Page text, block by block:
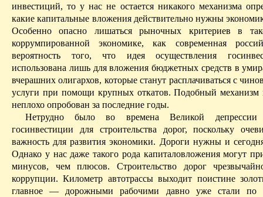
инвестиций, то у нас не остается никакого механизма
какие капитальные вложения действительно нужны
Особенно опасно лишаться рыночных критериев в
коррумпированной экономике, как современная
вероятность того, что идея осуществления
использована лишь для вложения бюджетных средств в
вчерашних олигархов, которые станут расплачиваться с
услуги при помощи крупных откатов. Подобный механизм
неплохо опробован за последние годы.
Нетрудно было во времена Великой депрессии
госинвестиции для строительства дорог, поскольку
важность для развития экономики. Дороги нужны и
Однако у нас даже такого рода капиталовложения могут
минусов, чем плюсов. Строительство дорог
коррупции. Километр автотрассы выходит поистине
главное — дорожными рабочими давно уже стали по